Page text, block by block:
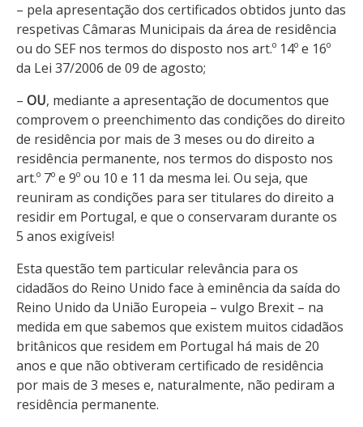
– pela apresentação dos certificados obtidos junto das
respetivas Câmaras Municipais da área de residência
ou do SEF nos termos do disposto nos art.º 14º e 16º
da Lei 37/2006 de 09 de agosto;
– OU, mediante a apresentação de documentos que
comprovem o preenchimento das condições do direito
de residência por mais de 3 meses ou do direito a
residência permanente, nos termos do disposto nos
art.º 7º e 9º ou 10 e 11 da mesma lei. Ou seja, que
reuniram as condições para ser titulares do direito a
residir em Portugal, e que o conservaram durante os
5 anos exigíveis!
Esta questão tem particular relevância para os
cidadãos do Reino Unido face à eminência da saída do
Reino Unido da União Europeia – vulgo Brexit – na
medida em que sabemos que existem muitos cidadãos
britânicos que residem em Portugal há mais de 20
anos e que não obtiveram certificado de residência
por mais de 3 meses e, naturalmente, não pediram a
residência permanente.